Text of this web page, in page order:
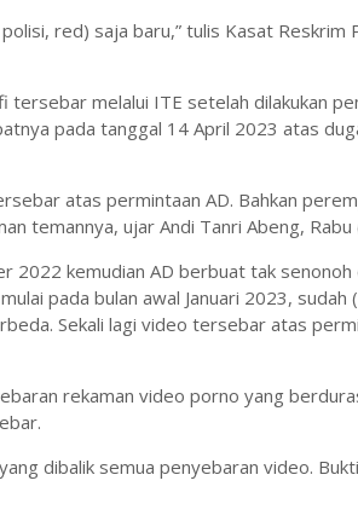
red) saja baru,” tulis Kasat Reskrim
melalui ITE setelah dilakukan
pada tanggal 14 April 2023 atas
atas permintaan AD. Bahkan
temannya, ujar Andi Tanri Abeng,
2022 kemudian AD berbuat tak
pada bulan awal Januari 2023, sudah
Sekali lagi video tersebar atas
rekaman video porno yang
dibalik semua penyebaran video.